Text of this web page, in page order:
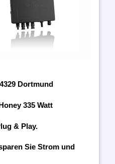
Dortmund
335 Watt
& Play.
Sie Strom und